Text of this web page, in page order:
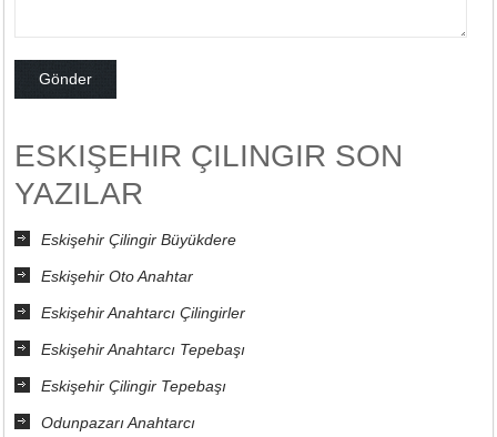
ESKIŞEHIR ÇILINGIR SON
YAZILAR
Eskişehir Çilingir Büyükdere
Eskişehir Oto Anahtar
Eskişehir Anahtarcı Çilingirler
Eskişehir Anahtarcı Tepebaşı
Eskişehir Çilingir Tepebaşı
Odunpazarı Anahtarcı